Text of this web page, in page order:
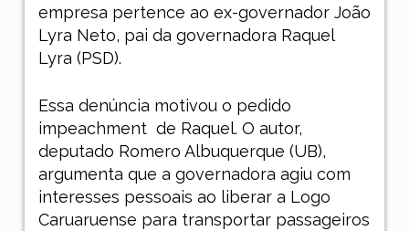
empresa pertence ao ex-governador João
Lyra Neto, pai da governadora Raquel
Lyra (PSD).
Essa denúncia motivou o pedido
impeachment de Raquel. O autor,
deputado Romero Albuquerque (UB),
argumenta que a governadora agiu com
interesses pessoais ao liberar a Logo
Caruaruense para transportar passageiros